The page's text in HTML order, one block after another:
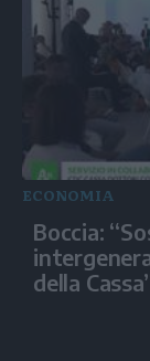
ECONOMIA
Boccia:
della